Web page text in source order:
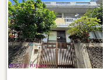
せください！